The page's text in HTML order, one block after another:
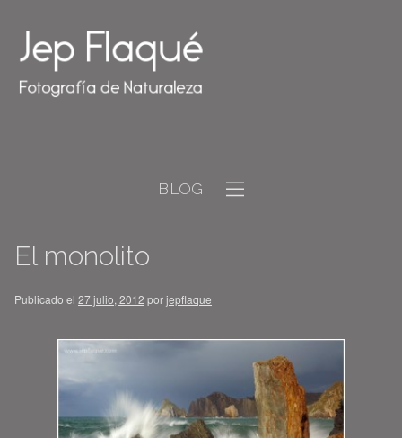
BLOG
El monolito
Publicado el 27 julio, 2012 porjepflaque